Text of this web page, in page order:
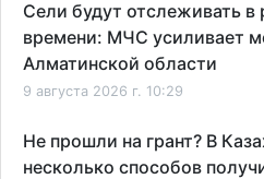
Сели будут отслеживать
времени: МЧС усиливает
Алматинской области
9 августа 2026 г. 10:29
Не прошли на грант? В
несколько способов